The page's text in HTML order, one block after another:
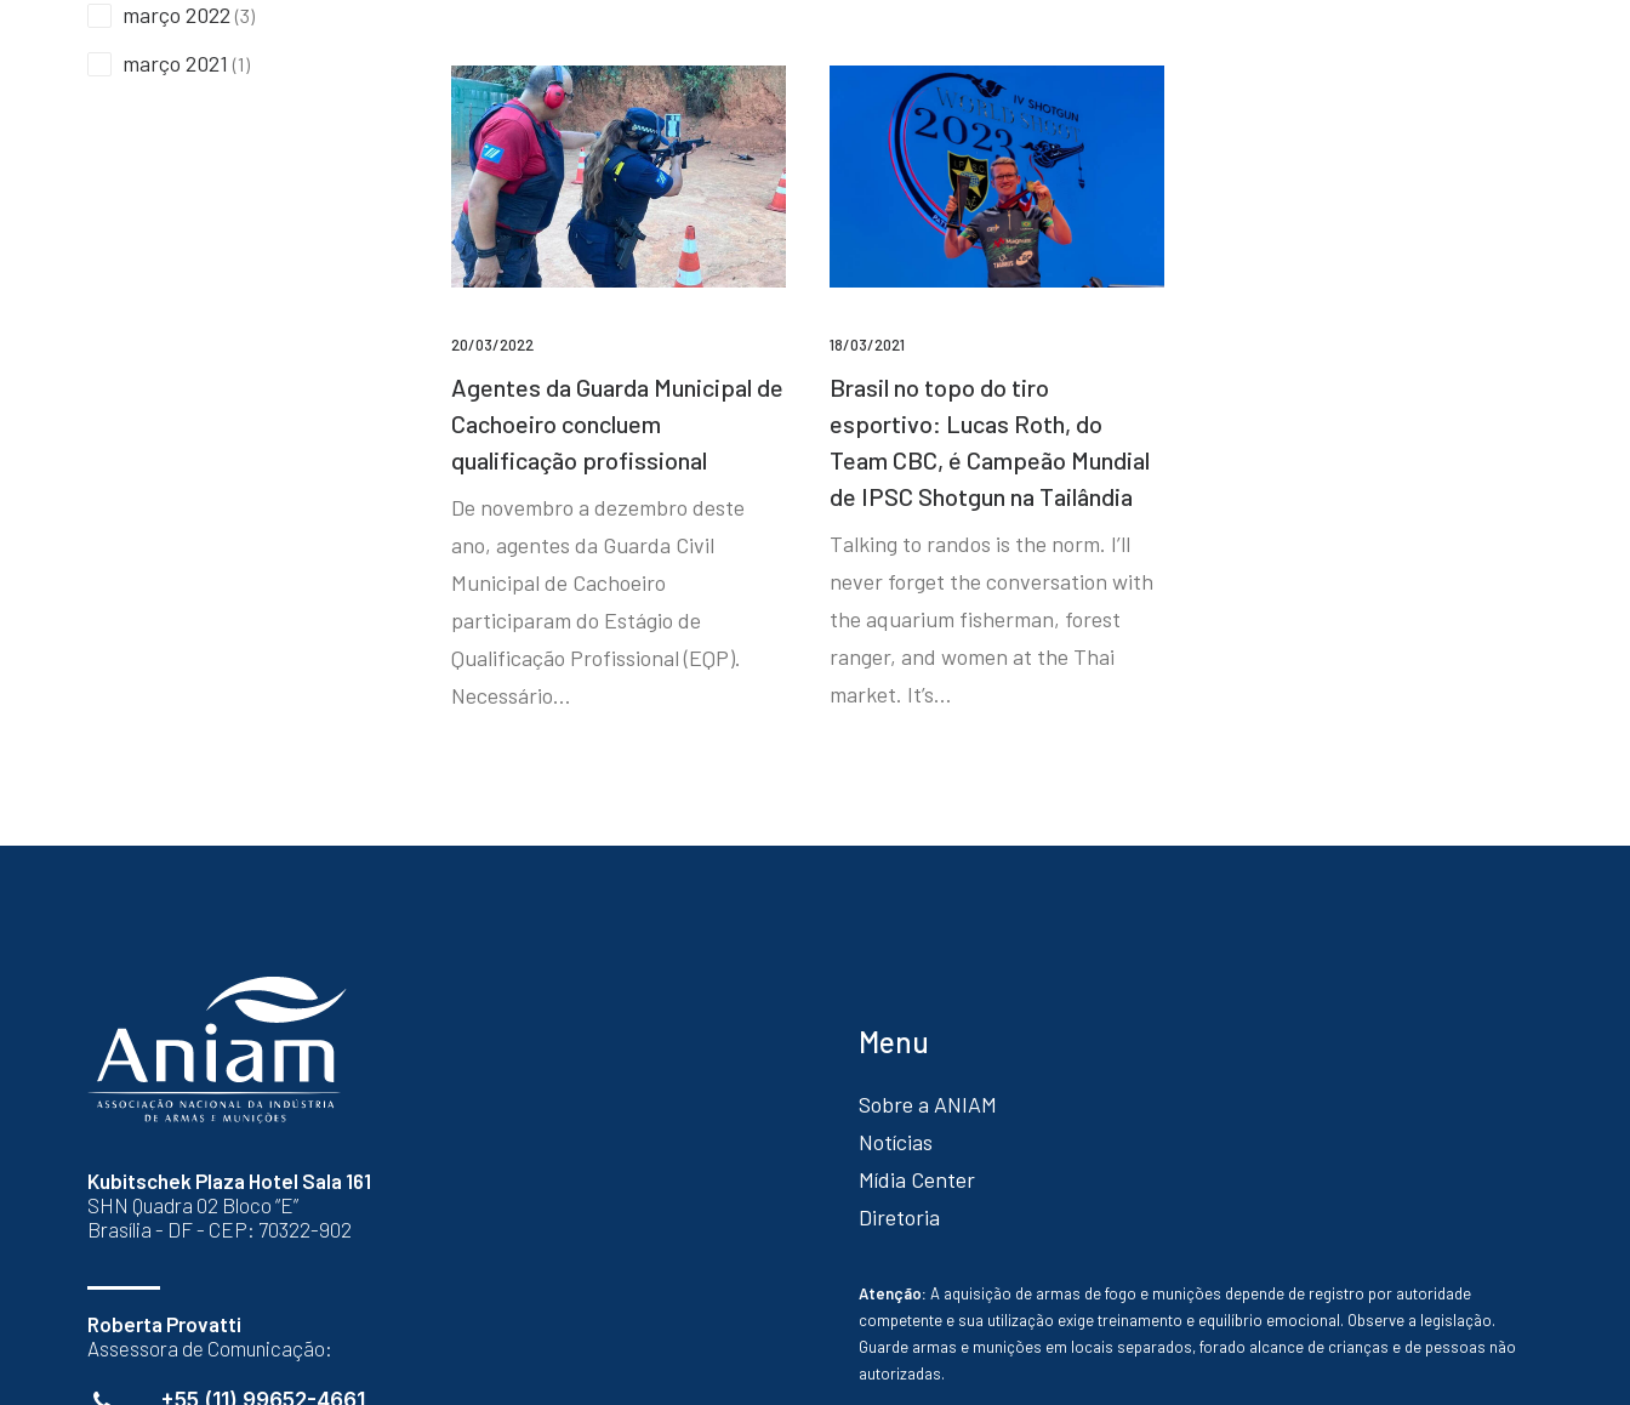
março 2022 (3)
março 2021 (1)
20/03/2022
Agentes da Guarda Municipal de
Cachoeiro concluem
qualificação profissional
De novembro a dezembro deste
ano, agentes da Guarda Civil
Municipal de Cachoeiro
participaram do Estágio de
Qualificação Profissional (EQP).
Necessário…
18/03/2021
Brasil no topo do tiro
esportivo: Lucas Roth, do
Team CBC, é Campeão Mundial
de IPSC Shotgun na Tailândia
Talking to randos is the norm. I’ll
never forget the conversation with
the aquarium fisherman, forest
ranger, and women at the Thai
market. It’s…
Kubitschek Plaza Hotel Sala 161
SHN Quadra 02 Bloco “E”
Brasília - DF - CEP: 70322-902
Roberta Provatti
Assessora de Comunicação:
+55 (11) 99652-4661
Menu
Sobre a ANIAM
Notícias
Mídia Center
Diretoria
Atenção: A aquisição de armas de fogo e munições depende de registro por autoridade
competente e sua utilização exige treinamento e equilíbrio emocional. Observe a legislação.
Guarde armas e munições em locais separados, forado alcance de crianças e de pessoas não
autorizadas.